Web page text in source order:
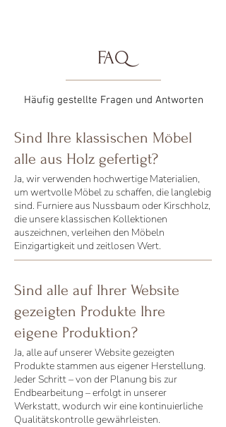
FAQ
Häufig gestellte Fragen und Antworten
Sind Ihre klassischen Möbel
alle aus Holz gefertigt?
Ja, wir verwenden hochwertige Materialien,
um wertvolle Möbel zu schaffen, die langlebig
sind. Furniere aus Nussbaum oder Kirschholz,
die unsere klassischen Kollektionen
auszeichnen, verleihen den Möbeln
Einzigartigkeit und zeitlosen Wert.
Sind alle auf Ihrer Website
gezeigten Produkte Ihre
eigene Produktion?
Ja, alle auf unserer Website gezeigten
Produkte stammen aus eigener Herstellung.
Jeder Schritt – von der Planung bis zur
Endbearbeitung – erfolgt in unserer
Werkstatt, wodurch wir eine kontinuierliche
Qualitätskontrolle gewährleisten.